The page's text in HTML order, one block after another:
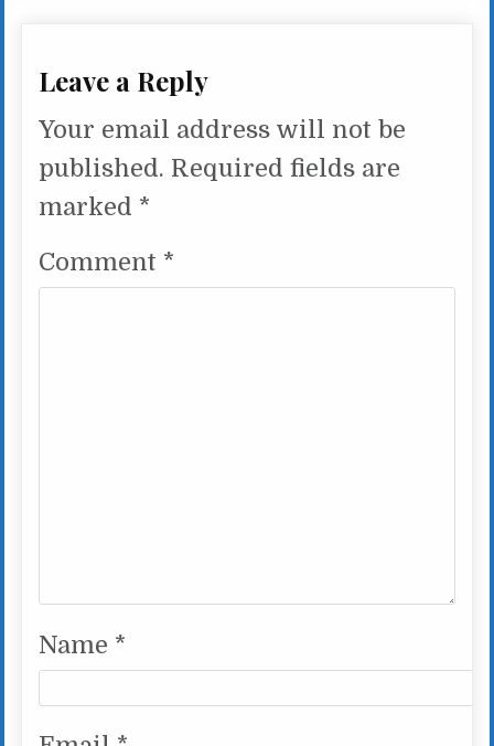
Leave a Reply
Your email address will not be
published. Required fields are
marked *
Comment *
Name *